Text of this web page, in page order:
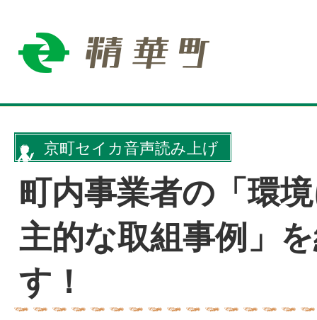
京町セイカ音声読み上げ
町内事業者の「環
主的な取組事例」
す！